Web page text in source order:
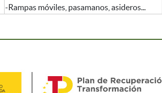
-Rampas móviles, pasamanos, asideros...